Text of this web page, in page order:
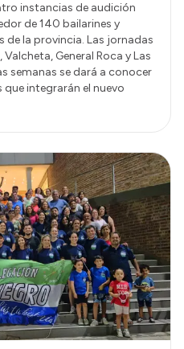
instancias de audición
de 140 bailarines y
la provincia. Las jornadas
General Roca y Las
semanas se dará a conocer
integrarán el nuevo